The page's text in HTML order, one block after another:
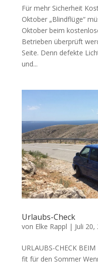
Für mehr Sicherheit
Oktober „Blindflüge“
Oktober beim
Betrieben überprüft
Seite. Denn defekte
und...
Urlaubs-Check
von Elke Rappl | Juli 20,
URLAUBS-CHECK
fit für den Sommer